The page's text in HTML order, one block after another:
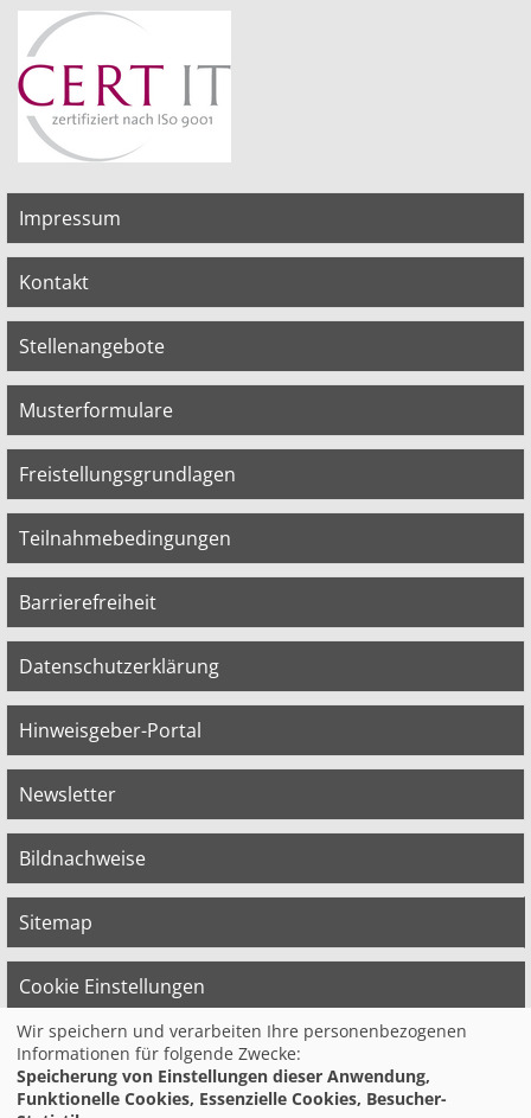
Impressum
Kontakt
Stellenangebote
Musterformulare
Freistellungsgrundlagen
Teilnahmebedingungen
Barrierefreiheit
Datenschutzerklärung
Hinweisgeber-Portal
Newsletter
Bildnachweise
Sitemap
Cookie Einstellungen
© 2026 Bildungswerk der Vereinten Dienst­
leis­tungs­ge­werk­schaft (ver.di) in
Wir speichern und verarbeiten Ihre personenbezogenen
Informationen für folgende Zwecke:
Speicherung von Einstellungen dieser Anwendung,
Funktionelle Cookies, Essenzielle Cookies, Besucher-